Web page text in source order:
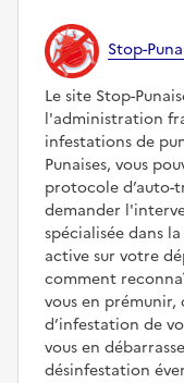
Stop-
Le site Stop-
l'administration
infestations de
Punaises, vous
protocole
demander
spécialisée dans
active sur votre
comment
vous en
d’infestation de
vous en
désinfestation